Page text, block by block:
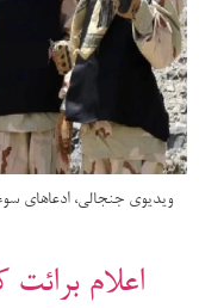
ویدیوی جنجالی، ادعاهای
اعلام برائت